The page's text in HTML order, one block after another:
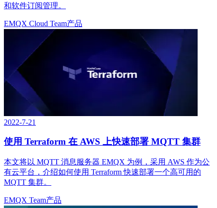
和软件订阅管理。
EMQX Cloud Team产品
2022-7-21
使用 Terraform 在 AWS 上快速部署 MQTT 集群
本文将以 MQTT 消息服务器 EMQX 为例，采用 AWS 作为公
有云平台，介绍如何使用 Terraform 快速部署一个高可用的
MQTT 集群。
EMQX Team产品